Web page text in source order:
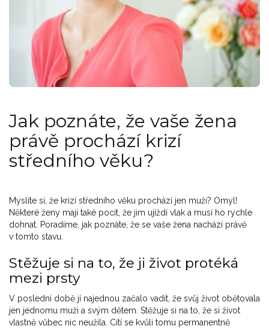
Jak poznáte, že vaše žena
právě prochází krizí
středního věku?
Myslíte si, že krizí středního věku prochází jen muži? Omyl!
Některé ženy mají také pocit, že jim ujíždí vlak a musí ho rychle
dohnat. Poradíme, jak poznáte, že se vaše žena nachází právě
v tomto stavu.
Stěžuje si na to, že ji život protéká
mezi prsty
V poslední době jí najednou začalo vadit, že svůj život obětovala
jen jednomu muži a svým dětem. Stěžuje si na to, že si život
vlastně vůbec nic neužila. Cítí se kvůli tomu permanentně